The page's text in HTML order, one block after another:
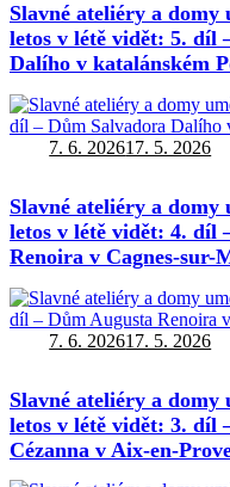
Slavné ateliéry a domy
letos v létě vidět: 5. díl
Dalího v katalánském
Autor:
Publikováno:
7. 6. 202617. 5. 2026
Slavné ateliéry a domy
letos v létě vidět: 4. díl
Renoira v Cagnes-sur-
Autor:
Publikováno:
7. 6. 202617. 5. 2026
Slavné ateliéry a domy
letos v létě vidět: 3. díl
Cézanna v Aix-en-